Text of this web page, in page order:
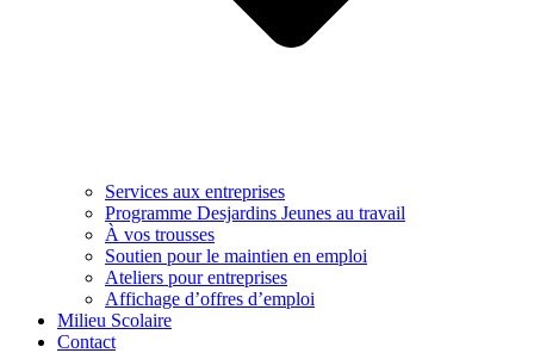
Services aux entreprises
Programme Desjardins Jeunes au travail
À vos trousses
Soutien pour le maintien en emploi
Ateliers pour entreprises
Affichage d’offres d’emploi
Milieu Scolaire
Contact